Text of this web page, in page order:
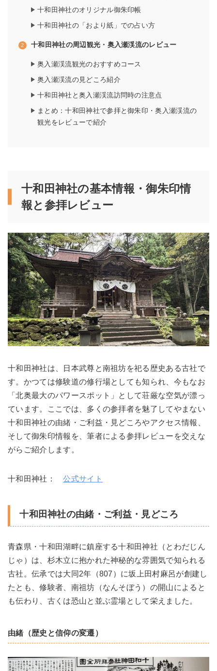
十和田神社のオリジナル御朱印帳
十和田神社の「おより紙」での占い方
十和田神社の周辺観光・奥入瀬渓流のレビュー
奥入瀬渓流観光のおすすめコース
奥入瀬渓流の見どころ紹介
十和田神社と奥入瀬渓流訪問時の注意点
まとめ：十和田神社で参拝と御朱印・奥入瀬渓流の
観光をレビューで紹介
十和田神社の基本情報・御朱印情
報と参拝レビュー
十和田神社は、日本武尊と南祖坊を祀る歴史ある古社で
す。かつては修験道の修行場としても知られ、今もなお
「北奥最大のパワースポット」として荘厳な空気が漂っ
ています。ここでは、多くの参拝者を魅了してやまない
十和田神社の由緒・ご利益・見どころやアクセス情報、
そして御朱印情報を、筆者による参拝レビューを交えな
がらご紹介します。
十和田神社：公式サイト
十和田神社の由緒・ご利益・見どころ
青森県・十和田湖畔に鎮座する十和田神社（とわだじん
じゃ）は、杉木立に抱かれた神秘的な雰囲気で知られる
古社。伝承では大同2年（807）に坂上田村麻呂が創建し
たとも、修験者、南祖坊（なんそぼう）の開山によると
も伝わり、古くは恐山と並ぶ霊場として栄えました。
由緒（歴史と信仰の変遷）